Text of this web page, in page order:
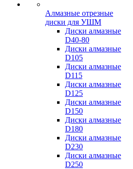
Алмазные отрезные
диски для УШМ
Диски алмазные
D40-80
Диски алмазные
D105
Диски алмазные
D115
Диски алмазные
D125
Диски алмазные
D150
Диски алмазные
D180
Диски алмазные
D230
Диски алмазные
D250